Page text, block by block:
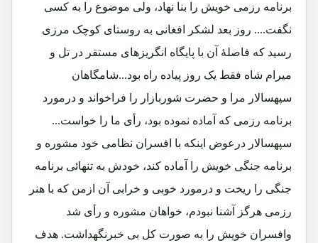
برنامه رزمی خویش را بنا نهاد، ولی موضوع را به کسی
نگفت.... روز بعد لشکر افغانی به روستای کوچک مرزی
رسید که فاصلۀ آن با پایگاه انگریزهای مستقر در تل و
میرام شاه فقط یک روز پیاده راه بود...شامگاهان
سپهسالار مرا و حضرت شوربازار را فراخواند و درمورد
برنامه رزمی که آماده نموده بود، رأی ما را خواست...
سپهسالار درعوض اینکه با افسران نظامی خود مشوره و
برنامه جنگی خویش را آماده کند، خودش به تنهائی برنامه
جنگی را ریخت و درمورد خوبی و خرابی آن ازمن که با هنر
رزمی هرگز آشنا نبودم، خواهان مشوره و رأی شد
وافسران خویش را به صورت کل بی خبرنگهداشت. هدف